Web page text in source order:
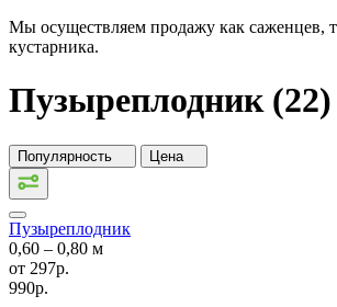
Мы осуществляем продажу как саженцев,
кустарника.
Пузыреплодник (22)
Популярность Цена
Пузыреплодник
0,60 ‒ 0,80 м
от 297р.
990р.